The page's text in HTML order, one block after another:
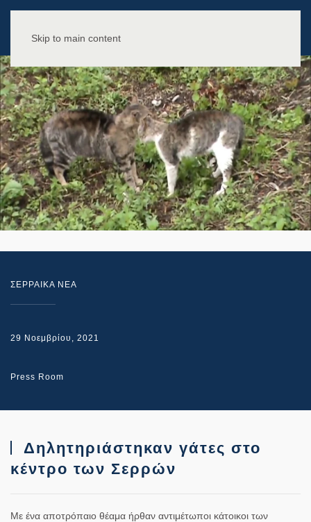
Skip to main content
ΣΕΡΡΑΙΚΑ ΝΕΑ
29 Νοεμβρίου, 2021
Press Room
Δηλητηριάστηκαν γάτες στο
κέντρο των Σερρών
Με ένα αποτρόπαιο θέαμα ήρθαν αντιμέτωποι κάτοικοι των